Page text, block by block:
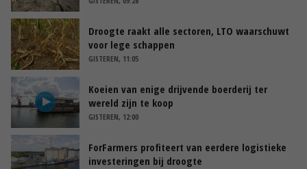
Droogte raakt alle sectoren, LTO waarschuwt
voor lege schappen
GISTEREN, 11:05
Koeien van enige drijvende boerderij ter
wereld zijn te koop
GISTEREN, 12:00
ForFarmers profiteert van eerdere logistieke
investeringen bij droogte